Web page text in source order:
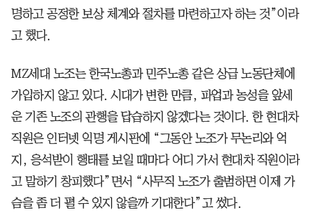
명하고 공정한 보상 체계와 절차를 마련하고자 하는 것”이라
고 했다.
MZ세대 노조는 한국노총과 민주노총 같은 상급 노동단체에
가입하지 않고 있다. 시대가 변한 만큼, 파업과 농성을 앞세
운 기존 노조의 관행을 답습하지 않겠다는 것이다. 한 현대차
직원은 인터넷 익명 게시판에 “그동안 노조가 무논리와 억
지, 응석받이 행태를 보일 때마다 어디 가서 현대차 직원이라
고 말하기 창피했다”면서 “사무직 노조가 출범하면 이제 가
슴을 좀 더 펼 수 있지 않을까 기대한다”고 썼다.